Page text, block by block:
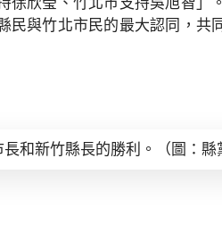
與竹北市民的最大認同，共
和新竹縣長的勝利。（圖：縣